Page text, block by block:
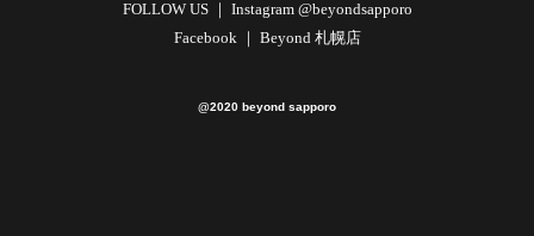
FOLLOW US ｜ Instagram @beyondsapporo
Facebook ｜ Beyond 札幌店
@2020 beyond sapporo